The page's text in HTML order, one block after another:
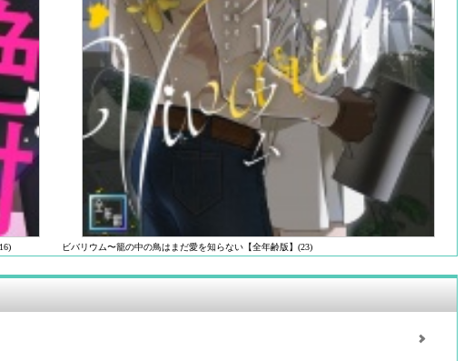
ビバリウム〜籠の中の鳥はまだ愛を知らない【全年齢版】(23)